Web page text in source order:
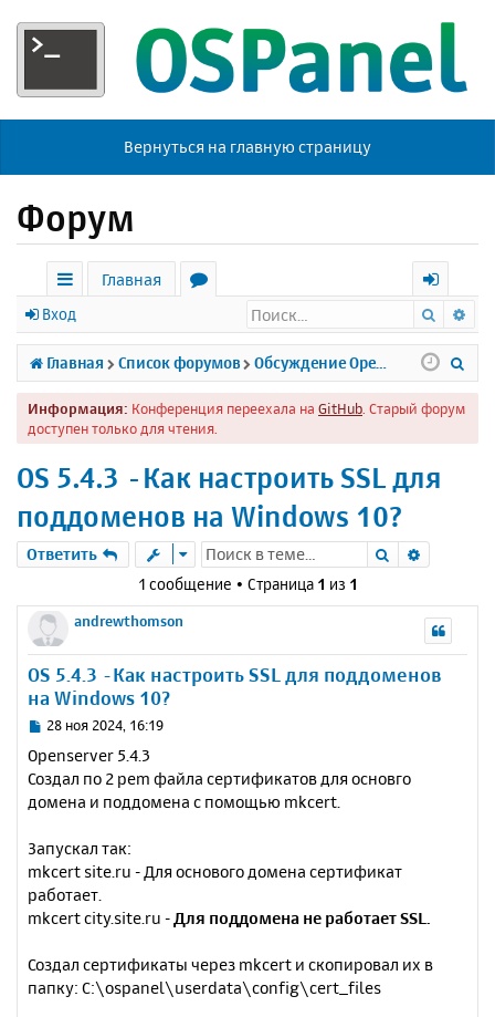
Вернуться на главную страницу
Форум
с
ы
л
к
Главная
р
у
м
х
о
д
Вход Поиск
Главная Список форумов
Информация: Конференция переехала на GitHub . Старый форум
доступен только для чтения.
OS 5.4.3 -Как настроить SSL для
поддоменов на Windows 10?
Ответить Поиск
1 сообщение • Страница 1 из 1
andrewthomson
OS 5.4.3 -Как настроить SSL для поддоменов
на Windows 10?
С
о
б
щ
н
и
е
28 ноя 2024, 16:19
Openserver 5.4.3
Создал по 2 pem файла сертификатов для основго
домена и поддомена с помощью mkcert.
Запускал так:
mkcert site.ru - Для основого домена сертификат
работает.
mkcert city.site.ru -Для поддомена не работает SSL.
Создал сертификаты через mkcert и скопировал их в
папку: C:\ospanel\userdata\config\cert_files